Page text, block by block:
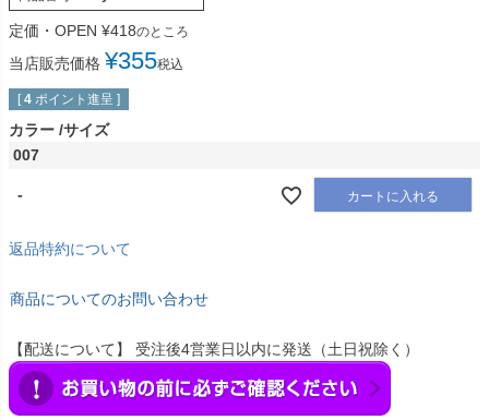
定価・OPEN ¥418のところ
当店販売価格 ¥355税込
[ 4 ポイント進呈 ]
カラー サイズ
007
- カートに入れる
返品特約について
商品についてのお問い合わせ
【配送について】 受注後4営業日以内に発送（土日祝除く）